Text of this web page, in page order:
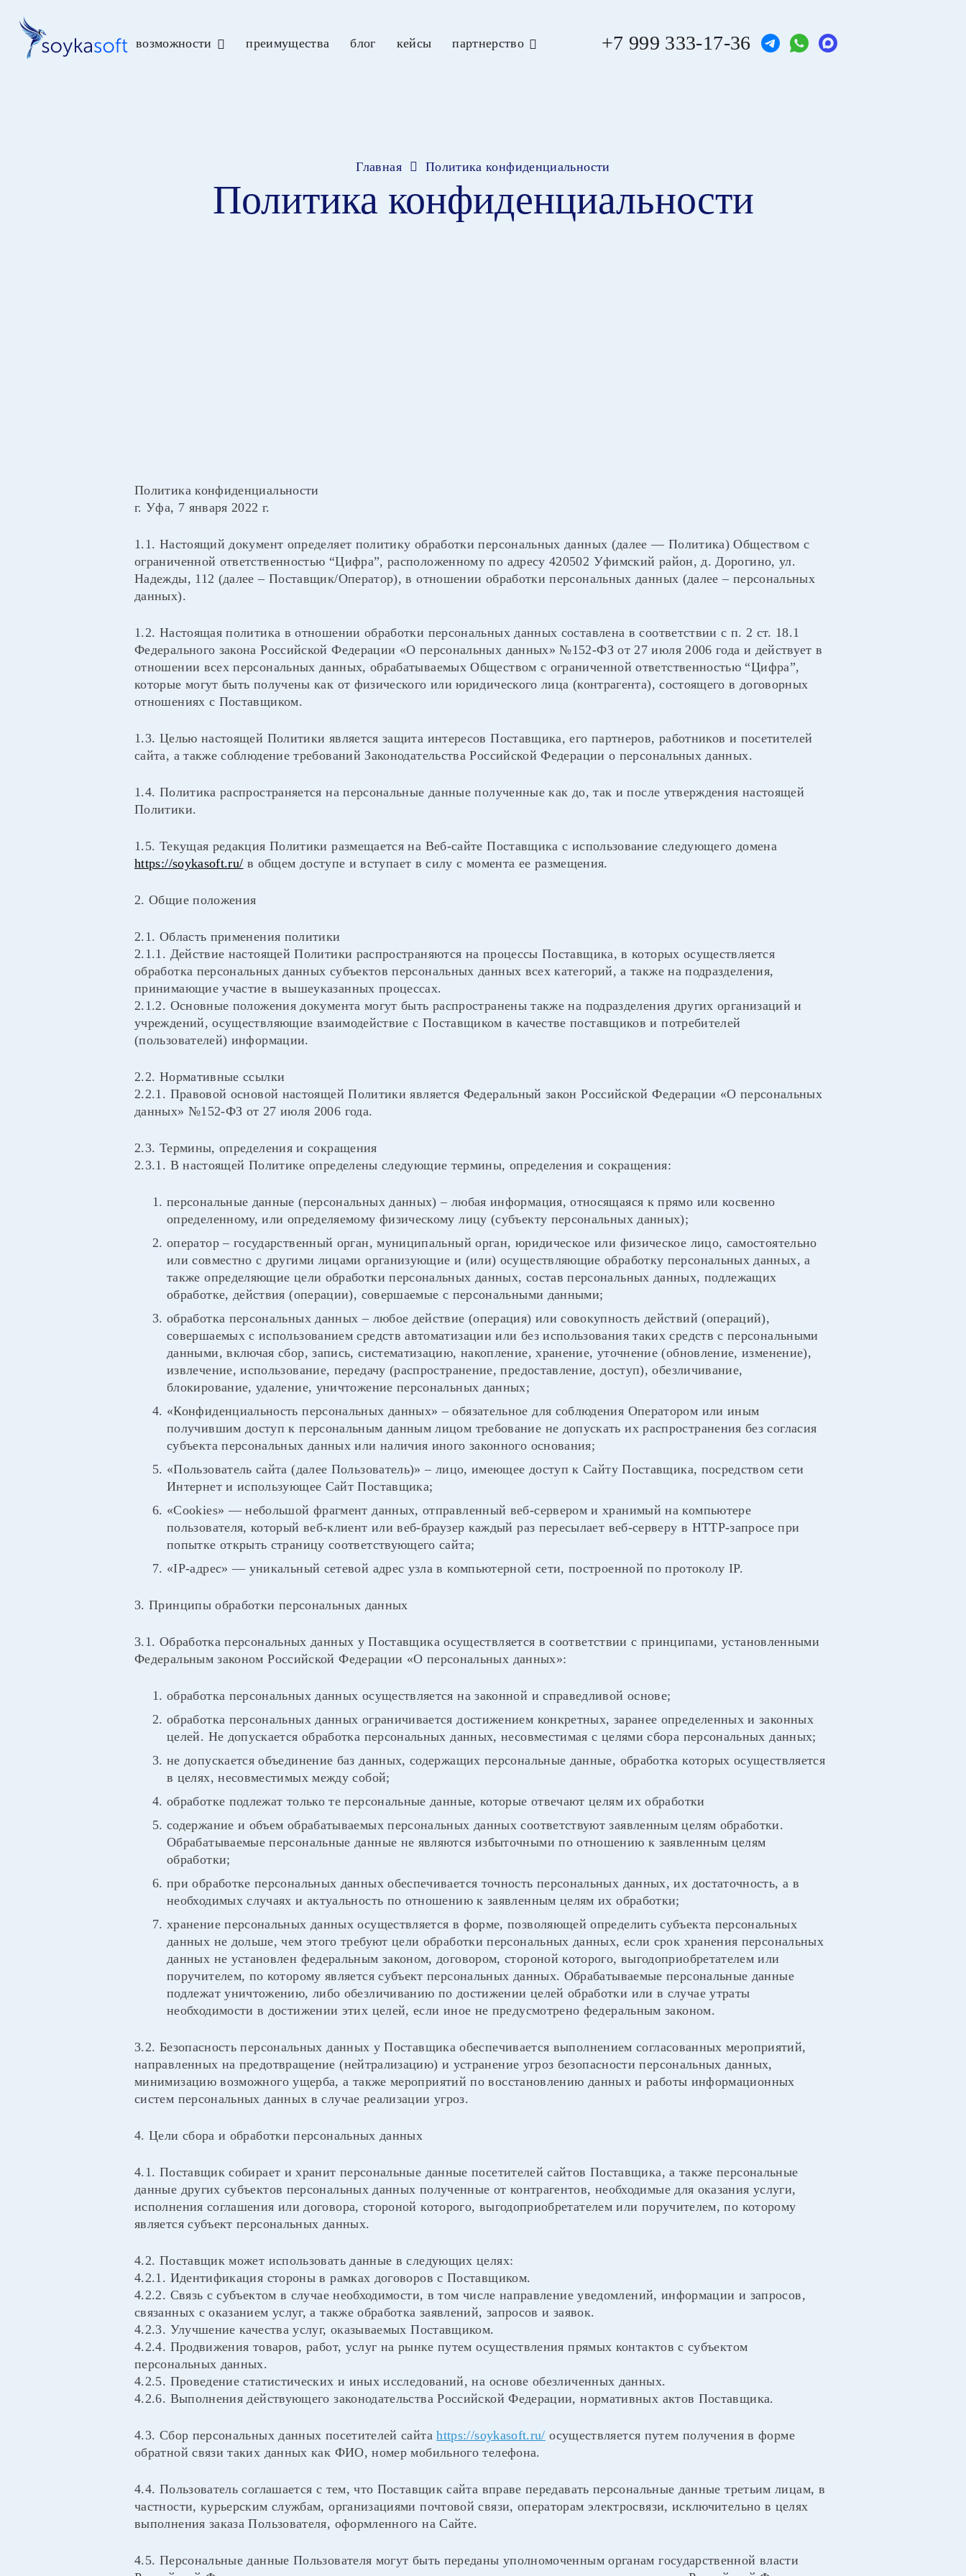
возможности преимущества блог кейсы партнерство +7 999 333-17-36
Главная Политика конфиденциальности
Политика конфиденциальности
Политика конфиденциальности
г. Уфа, 7 января 2022 г.
1.1. Настоящий документ определяет политику обработки персональных данных (далее — Политика) Обществом с
ограниченной ответственностью “Цифра”, расположенному по адресу 420502 Уфимский район, д. Дорогино, ул.
Надежды, 112 (далее – Поставщик/Оператор), в отношении обработки персональных данных (далее – персональных
данных).
1.2. Настоящая политика в отношении обработки персональных данных составлена в соответствии с п. 2 ст. 18.1
Федерального закона Российской Федерации «О персональных данных» №152-ФЗ от 27 июля 2006 года и действует в
отношении всех персональных данных, обрабатываемых Обществом с ограниченной ответственностью “Цифра”,
которые могут быть получены как от физического или юридического лица (контрагента), состоящего в договорных
отношениях с Поставщиком.
1.3. Целью настоящей Политики является защита интересов Поставщика, его партнеров, работников и посетителей
сайта, а также соблюдение требований Законодательства Российской Федерации о персональных данных.
1.4. Политика распространяется на персональные данные полученные как до, так и после утверждения настоящей
Политики.
1.5. Текущая редакция Политики размещается на Веб-сайте Поставщика с использование следующего домена
https://soykasoft.ru/ в общем доступе и вступает в силу с момента ее размещения.
2. Общие положения
2.1. Область применения политики
2.1.1. Действие настоящей Политики распространяются на процессы Поставщика, в которых осуществляется
обработка персональных данных субъектов персональных данных всех категорий, а также на подразделения,
принимающие участие в вышеуказанных процессах.
2.1.2. Основные положения документа могут быть распространены также на подразделения других организаций и
учреждений, осуществляющие взаимодействие с Поставщиком в качестве поставщиков и потребителей
(пользователей) информации.
2.2. Нормативные ссылки
2.2.1. Правовой основой настоящей Политики является Федеральный закон Российской Федерации «О персональных
данных» №152-ФЗ от 27 июля 2006 года.
2.3. Термины, определения и сокращения
2.3.1. В настоящей Политике определены следующие термины, определения и сокращения:
персональные данные (персональных данных) – любая информация, относящаяся к прямо или косвенно
определенному, или определяемому физическому лицу (субъекту персональных данных);
оператор – государственный орган, муниципальный орган, юридическое или физическое лицо, самостоятельно
или совместно с другими лицами организующие и (или) осуществляющие обработку персональных данных, а
также определяющие цели обработки персональных данных, состав персональных данных, подлежащих
обработке, действия (операции), совершаемые с персональными данными;
обработка персональных данных – любое действие (операция) или совокупность действий (операций),
совершаемых с использованием средств автоматизации или без использования таких средств с персональными
данными, включая сбор, запись, систематизацию, накопление, хранение, уточнение (обновление, изменение),
извлечение, использование, передачу (распространение, предоставление, доступ), обезличивание,
блокирование, удаление, уничтожение персональных данных;
«Конфиденциальность персональных данных» – обязательное для соблюдения Оператором или иным
получившим доступ к персональным данным лицом требование не допускать их распространения без согласия
субъекта персональных данных или наличия иного законного основания;
«Пользователь сайта (далее Пользователь)» – лицо, имеющее доступ к Сайту Поставщика, посредством сети
Интернет и использующее Сайт Поставщика;
«Cookies» — небольшой фрагмент данных, отправленный веб-сервером и хранимый на компьютере
пользователя, который веб-клиент или веб-браузер каждый раз пересылает веб-серверу в HTTP-запросе при
попытке открыть страницу соответствующего сайта;
«IP-адрес» — уникальный сетевой адрес узла в компьютерной сети, построенной по протоколу IP.
3. Принципы обработки персональных данных
3.1. Обработка персональных данных у Поставщика осуществляется в соответствии с принципами, установленными
Федеральным законом Российской Федерации «О персональных данных»:
обработка персональных данных осуществляется на законной и справедливой основе;
обработка персональных данных ограничивается достижением конкретных, заранее определенных и законных
целей. Не допускается обработка персональных данных, несовместимая с целями сбора персональных данных;
не допускается объединение баз данных, содержащих персональные данные, обработка которых осуществляется
в целях, несовместимых между собой;
обработке подлежат только те персональные данные, которые отвечают целям их обработки
содержание и объем обрабатываемых персональных данных соответствуют заявленным целям обработки.
Обрабатываемые персональные данные не являются избыточными по отношению к заявленным целям
обработки;
при обработке персональных данных обеспечивается точность персональных данных, их достаточность, а в
необходимых случаях и актуальность по отношению к заявленным целям их обработки;
хранение персональных данных осуществляется в форме, позволяющей определить субъекта персональных
данных не дольше, чем этого требуют цели обработки персональных данных, если срок хранения персональных
данных не установлен федеральным законом, договором, стороной которого, выгодоприобретателем или
поручителем, по которому является субъект персональных данных. Обрабатываемые персональные данные
подлежат уничтожению, либо обезличиванию по достижении целей обработки или в случае утраты
необходимости в достижении этих целей, если иное не предусмотрено федеральным законом.
3.2. Безопасность персональных данных у Поставщика обеспечивается выполнением согласованных мероприятий,
направленных на предотвращение (нейтрализацию) и устранение угроз безопасности персональных данных,
минимизацию возможного ущерба, а также мероприятий по восстановлению данных и работы информационных
систем персональных данных в случае реализации угроз.
4. Цели сбора и обработки персональных данных
4.1. Поставщик собирает и хранит персональные данные посетителей сайтов Поставщика, а также персональные
данные других субъектов персональных данных полученные от контрагентов, необходимые для оказания услуги,
исполнения соглашения или договора, стороной которого, выгодоприобретателем или поручителем, по которому
является субъект персональных данных.
4.2. Поставщик может использовать данные в следующих целях:
4.2.1. Идентификация стороны в рамках договоров с Поставщиком.
4.2.2. Связь с субъектом в случае необходимости, в том числе направление уведомлений, информации и запросов,
связанных с оказанием услуг, а также обработка заявлений, запросов и заявок.
4.2.3. Улучшение качества услуг, оказываемых Поставщиком.
4.2.4. Продвижения товаров, работ, услуг на рынке путем осуществления прямых контактов с субъектом
персональных данных.
4.2.5. Проведение статистических и иных исследований, на основе обезличенных данных.
4.2.6. Выполнения действующего законодательства Российской Федерации, нормативных актов Поставщика.
4.3. Сбор персональных данных посетителей сайта https://soykasoft.ru/ осуществляется путем получения в форме
обратной связи таких данных как ФИО, номер мобильного телефона.
4.4. Пользователь соглашается с тем, что Поставщик сайта вправе передавать персональные данные третьим лицам, в
частности, курьерским службам, организациями почтовой связи, операторам электросвязи, исключительно в целях
выполнения заказа Пользователя, оформленного на Сайте.
4.5. Персональные данные Пользователя могут быть переданы уполномоченным органам государственной власти